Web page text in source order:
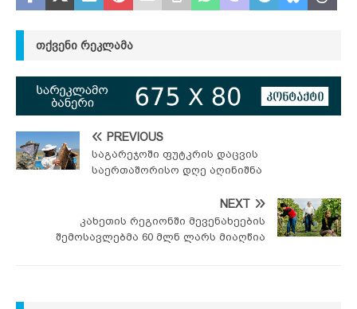
ᲗᲥᲕᲔᲜᲘ ᲠᲔᲙᲚᲐᲛᲐ
PREVIOUS
საგარეჯოში ფუტკრის დაცვის
საერთაშორისო დღე აღინიშნა
NEXT
კახეთის რეგიონში მევენახეების
შემოსავლებმა 60 მლნ ლარს მიაღწია